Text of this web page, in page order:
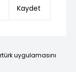
Kaydet
uygulamasını